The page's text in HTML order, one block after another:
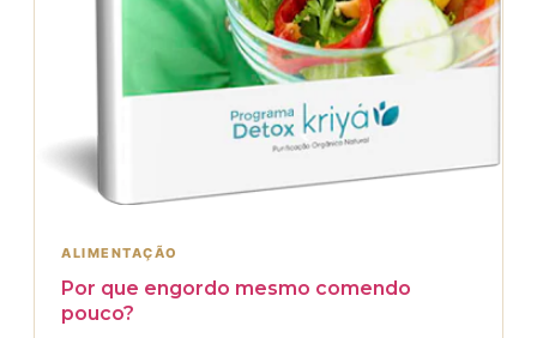
ALIMENTAÇÃO
Por que engordo mesmo comendo
pouco?